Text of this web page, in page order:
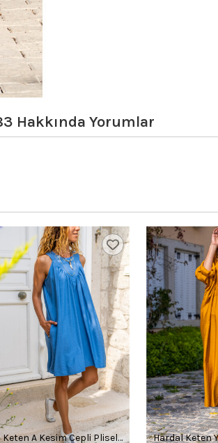
Hakkında Yorumlar
A Kesim Cepli Pliseli
Hardal Keten